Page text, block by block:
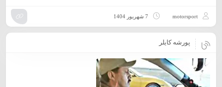
motorsport 7 شهریور 1404
پورشه کایلر